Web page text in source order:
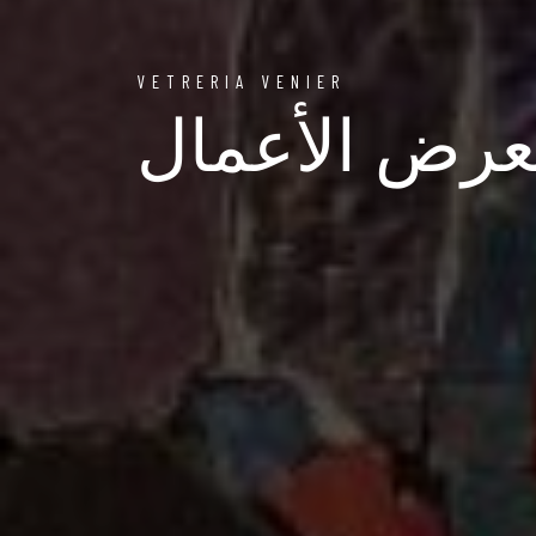
VETRERIA VENIER
الأعمال